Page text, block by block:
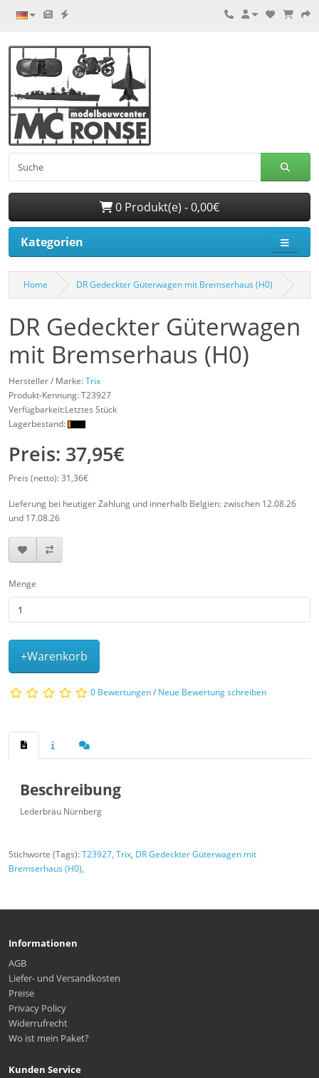
0 Produkt(e) - 0,00€
Kategorien
Home DR Gedeckter Güterwagen mit Bremserhaus (H0)
DR Gedeckter Güterwagen
mit Bremserhaus (H0)
Hersteller / Marke:Trix
Produkt-Kennung:T23927
Verfügbarkeit:Letztes Stück
Lagerbestand:
Preis: 37,95€
Preis (netto): 31,36€
Lieferung bei heutiger Zahlung und innerhalb Belgien: zwischen 12.08.26
und 17.08.26
Menge
+Warenkorb
0 Bewertungen/ Neue Bewertung schreiben
Beschreibung
Lederbräu Nürnberg
Stichworte (Tags):T23927, Trix, DR Gedeckter Güterwagen mit
Bremserhaus (H0),
Informationen
AGB
Liefer- und Versandkosten
Preise
Privacy Policy
Widerrufrecht
Wo ist mein Paket?
Kunden Service